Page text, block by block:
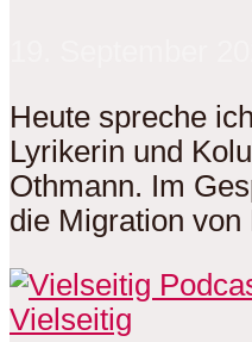
Heute spreche
Lyrikerin und
Othmann. Im
die Migration von
Vielseitig